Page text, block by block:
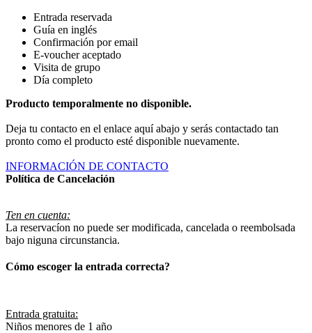
Entrada reservada
Guía en inglés
Confirmación por email
E-voucher aceptado
Visita de grupo
Día completo
Producto temporalmente no disponible.
Deja tu contacto en el enlace aquí abajo y serás contactado tan
pronto como el producto esté disponible nuevamente.
INFORMACIÓN DE CONTACTO
Política de Cancelación
Ten en cuenta:
La reservacíon no puede ser modificada, cancelada o reembolsada
bajo niguna circunstancia.
Cómo escoger la entrada correcta?
Entrada gratuita:
Niños menores de 1 año